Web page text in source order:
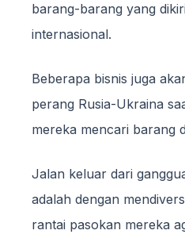
barang-barang yang
internasional.
Beberapa bisnis juga
perang Rusia-Ukraina
mereka mencari barang
Jalan keluar dari
adalah dengan
rantai pasokan mereka